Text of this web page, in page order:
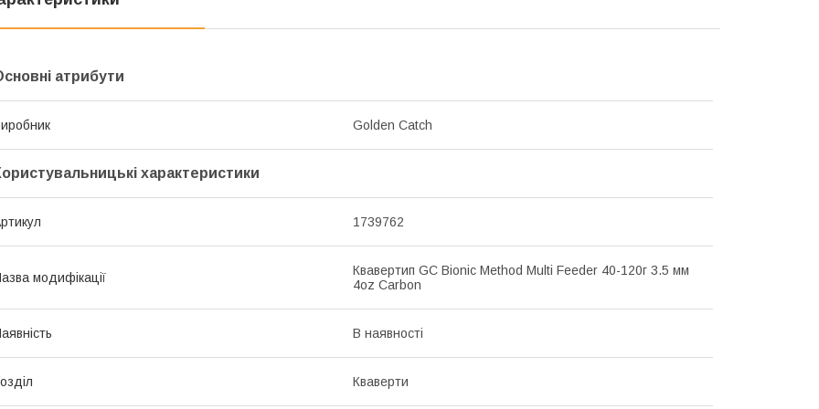
атрибути
Golden Catch
характеристики
1739762
модифікації
Квавертип GC Bionic Method Multi Feeder 40-120г 3.5 мм
4oz Carbon
В наявності
Кваверти